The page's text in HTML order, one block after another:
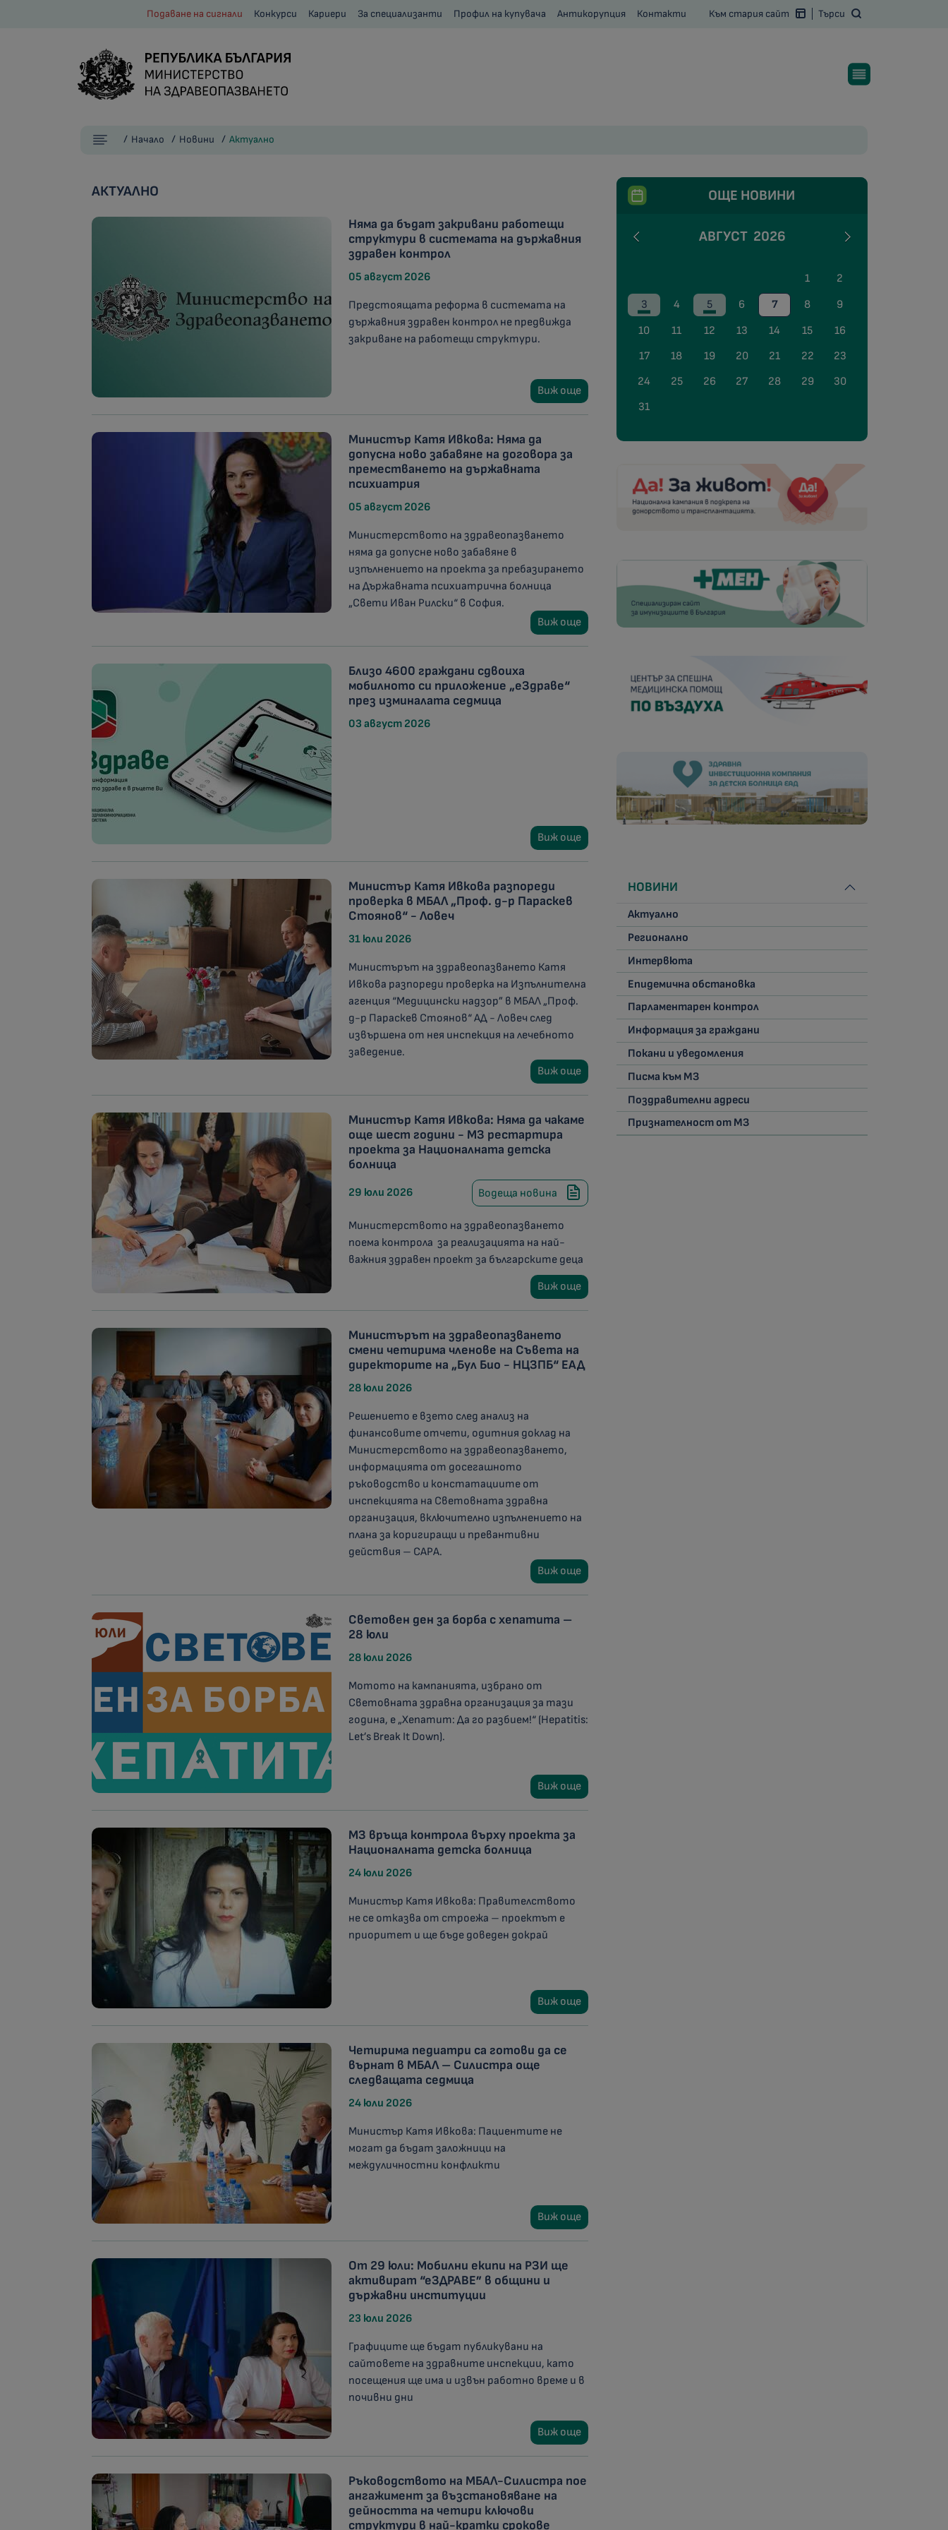
Подаване на сигнали Конкурси Кариери За специализанти Профил на купувача Антикорупция Контакти Към стария сайт Търси
Начало Новини Актуално
АКТУАЛНО
Няма да бъдат закривани работещи
структури в системата на държавния
здравен контрол
05 август 2026
Предстоящата реформа в системата на
държавния здравен контрол не предвижда
закриване на работещи структури.
Виж още
Министър Катя Ивкова: Няма да
допусна ново забавяне на договора за
преместването на държавната
психиатрия
05 август 2026
Министерството на здравеопазването
няма да допусне ново забавяне в
изпълнението на проекта за пребазирането
на Държавната психиатрична болница
„Свети Иван Рилски“ в София.
Виж още
Близо 4600 граждани сдвоиха
мобилното си приложение „еЗдраве“
през изминалата седмица
03 август 2026
Виж още
Министър Катя Ивкова разпореди
проверка в МБАЛ „Проф. д-р Параскев
Стоянов“ - Ловеч
31 юли 2026
Министърът на здравеопазването Катя
Ивкова разпореди проверка на Изпълнителна
агенция “Медицински надзор” в МБАЛ „Проф.
д-р Параскев Стоянов“ АД - Ловеч след
извършена от нея инспекция на лечебното
заведение.
Виж още
Министър Катя Ивкова: Няма да чакаме
още шест години - МЗ рестартира
проекта за Националната детска
болница
29 юли 2026 Водеща новина
Министерството на здравеопазването
поема контрола за реализацията на най-
важния здравен проект за българските деца
Виж още
Министърът на здравеопазването
смени четирима членове на Съвета на
директорите на „Бул Био - НЦЗПБ“ ЕАД
28 юли 2026
Решението е взето след анализ на
финансовите отчети, одитния доклад на
Министерството на здравеопазването,
информацията от досегашното
ръководство и констатациите от
инспекцията на Световната здравна
организация, включително изпълнението на
плана за коригиращи и превантивни
действия – CAPA.
Виж още
Световен ден за борба с хепатита –
28 юли
28 юли 2026
Мотото на кампанията, избрано от
Световната здравна организация за тази
година, е „Хепатит: Да го разбием!“ (Hepatitis:
Let’s Break It Down).
Виж още
МЗ връща контрола върху проекта за
Националната детска болница
24 юли 2026
Министър Катя Ивкова: Правителството
не се отказва от строежа – проектът е
приоритет и ще бъде доведен докрай
Виж още
Четирима педиатри са готови да се
върнат в МБАЛ – Силистра още
следващата седмица
24 юли 2026
Министър Катя Ивкова: Пациентите не
могат да бъдат заложници на
междуличностни конфликти
Виж още
От 29 юли: Мобилни екипи на РЗИ ще
активират “еЗДРАВЕ” в общини и
държавни институции
23 юли 2026
Графиците ще бъдат публикувани на
сайтовете на здравните инспекции, като
посещения ще има и извън работно време и в
почивни дни
Виж още
Ръководството на МБАЛ-Силистра пое
ангажимент за възстановяване на
дейността на четири ключови
структури в най-кратки срокове
ОЩЕ НОВИНИ
АВГУСТ 2026
1
2
3
4 5 6 7 8
9
10
11 12 13 14 15
16
17
18 19 20 21 22
23
24
25 26 27 28 29
30
31
НОВИНИ
Актуално
Регионално
Интервюта
Епидемична обстановка
Парламентарен контрол
Информация за граждани
Покани и уведомления
Писма към МЗ
Поздравителни адреси
Признателност от МЗ